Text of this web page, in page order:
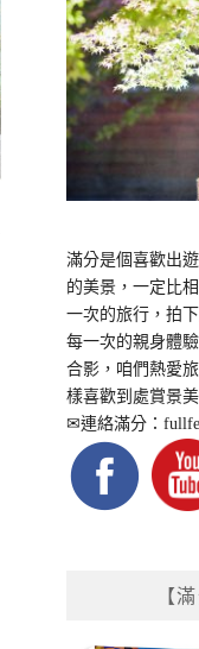
滿分是個喜歡出
的美景，一定比
一次的旅行，拍
每一次的親身體
合影，咱們熱愛
樣喜歡到處賞景
✉連絡滿分：
【